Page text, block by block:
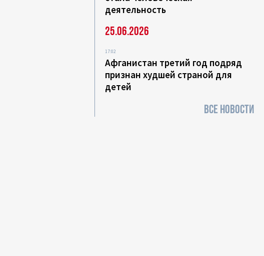
деятельность
25.06.2026
17:02
Афганистан третий год подряд
признан худшей страной для
детей
ВСЕ НОВОСТИ